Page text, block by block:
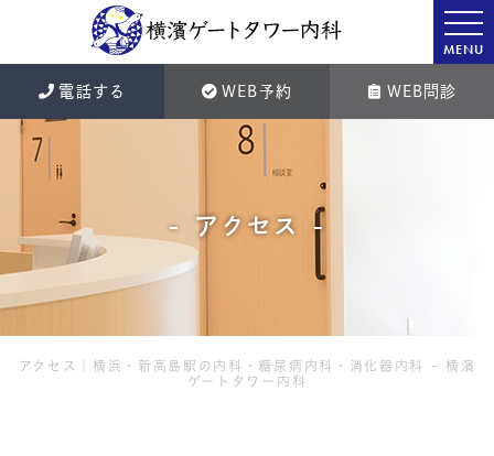
MENU
電話する WEB予約 WEB問診
アクセス
アクセス｜横浜・新高島駅の内科・糖尿病内科・消化器内科 - 横濱
ゲートタワー内科